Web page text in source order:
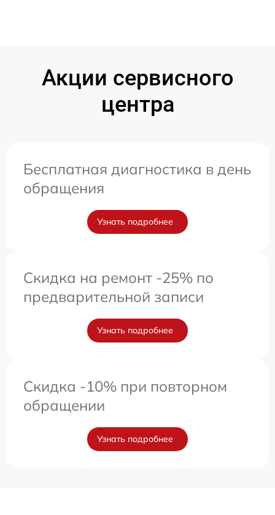
Акции сервисного
центра
Бесплатная диагностика в день
обращения
Узнать подробнее
Скидка на ремонт -25% по
предварительной записи
Узнать подробнее
Скидка -10% при повторном
обращении
Узнать подробнее